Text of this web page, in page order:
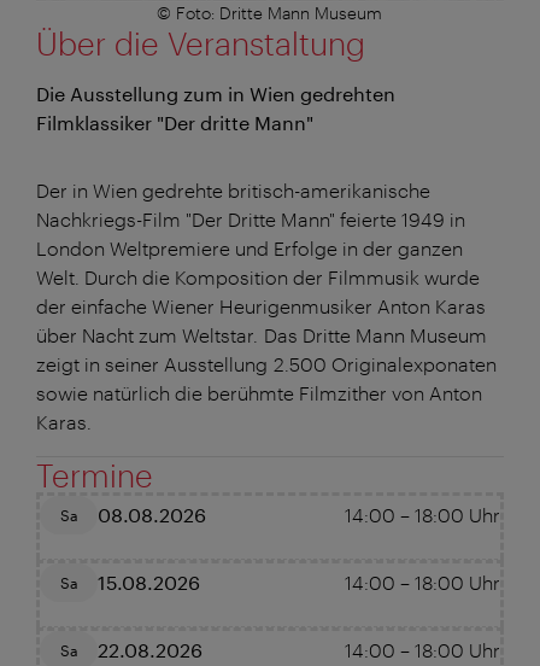
© Foto: Dritte Mann Museum
Über die Veranstaltung
Die Ausstellung zum in Wien gedrehten
Filmklassiker "Der dritte Mann"
Der in Wien gedrehte britisch-amerikanische
Nachkriegs-Film "Der Dritte Mann" feierte 1949 in
London Weltpremiere und Erfolge in der ganzen
Welt. Durch die Komposition der Filmmusik wurde
der einfache Wiener Heurigenmusiker Anton Karas
über Nacht zum Weltstar. Das Dritte Mann Museum
zeigt in seiner Ausstellung 2.500 Originalexponaten
sowie natürlich die berühmte Filmzither von Anton
Karas.
Termine
Sa 08.08.2026 14:00 – 18:00 Uhr
Sa 15.08.2026 14:00 – 18:00 Uhr
Sa 22.08.2026 14:00 – 18:00 Uhr